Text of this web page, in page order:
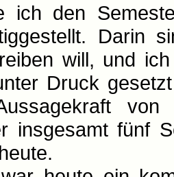
ich den
Darin
will, und
Druck
von
insgesamt fünf